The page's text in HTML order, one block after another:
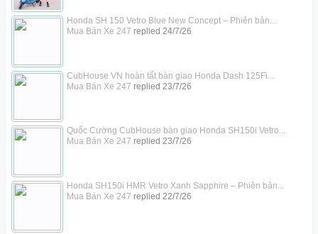
Honda SH 150 Vetro Blue New Concept – Phiên bản...
Mua Bán Xe 247 replied 24/7/26
CubHouse VN hoàn tất bàn giao Honda Dash 125Fi...
Mua Bán Xe 247 replied 23/7/26
Quốc Cường CubHouse bàn giao Honda SH150i Vetro...
Mua Bán Xe 247 replied 23/7/26
Honda SH150i HMR Vetro Xanh Sapphire – Phiên bản...
Mua Bán Xe 247 replied 22/7/26